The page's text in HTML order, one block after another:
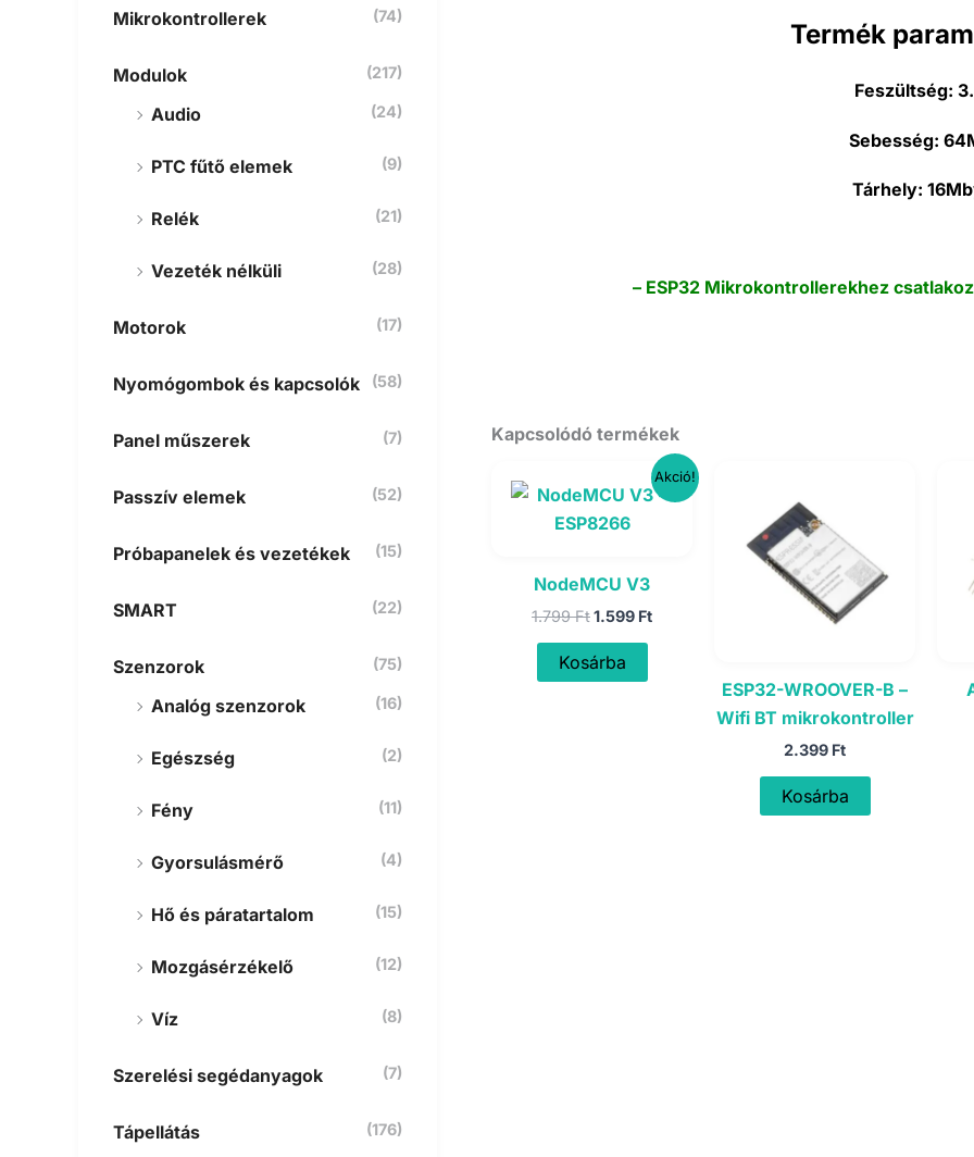
Mikrokontrollerek (74)
Modulok (217)
Audio (24)
PTC fűtő elemek (9)
Relék (21)
Vezeték nélküli (28)
Motorok (17)
Nyomógombok és kapcsolók (58)
Panel műszerek (7)
Passzív elemek (52)
Próbapanelek és vezetékek (15)
SMART (22)
Szenzorok (75)
Analóg szenzorok (16)
Egészség (2)
Fény (11)
Gyorsulásmérő (4)
Hő és páratartalom (15)
Mozgásérzékelő (12)
Víz (8)
Szerelési segédanyagok (7)
Tápellátás (176)
Termék
Feszültség:
Sebesség:
Tárhely:
– ESP32 Mikrokontrollerekhez
Kapcsolódó termékek
Akció!
NodeMCU V3
1.799FtOriginal
was:
1.799 Ft.
1.599 FtCurrent
Kosárba
ESP32-WROOVER-B –
Wifi BT mikrokontroller
2.399 Ft
Kosárba